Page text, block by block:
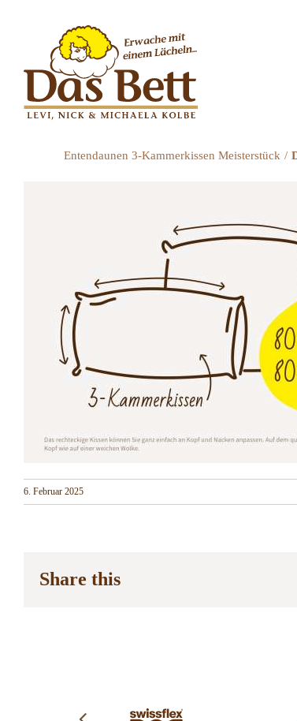
Entendaunen 3-Kammerkissen Meisterstück
6. Februar 2025
Share this